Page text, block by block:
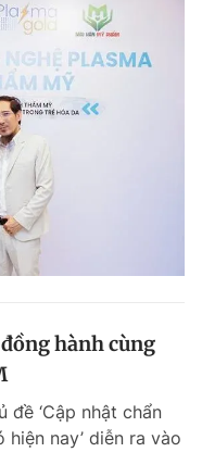
hành cùng
đề ‘Cập nhật chẩn
nay’ diễn ra vào